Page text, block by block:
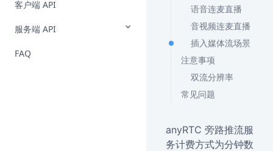
客户端 API
服务端 API
FAQ
语音连麦直播
音视频连麦直播
插入媒体流场景
注意事项
双流分辨率
常见问题
anyRTC 旁路推流服
务计费方式为分钟数